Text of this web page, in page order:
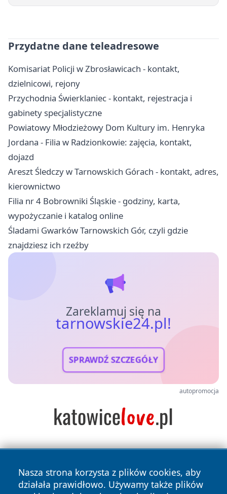
Przydatne dane teleadresowe
Komisariat Policji w Zbrosławicach - kontakt,
dzielnicowi, rejony
Przychodnia Świerklaniec - kontakt, rejestracja i
gabinety specjalistyczne
Powiatowy Młodzieżowy Dom Kultury im. Henryka
Jordana - Filia w Radzionkowie: zajęcia, kontakt,
dojazd
Areszt Śledczy w Tarnowskich Górach - kontakt, adres,
kierownictwo
Filia nr 4 Bobrowniki Śląskie - godziny, karta,
wypożyczanie i katalog online
Śladami Gwarków Tarnowskich Gór, czyli gdzie
znajdziesz ich rzeźby
Zareklamuj się na
tarnowskie24.pl!
SPRAWDŹ SZCZEGÓŁY
autopromocja
Nasza strona korzysta z plików cookies, aby
działała prawidłowo. Używamy także plików